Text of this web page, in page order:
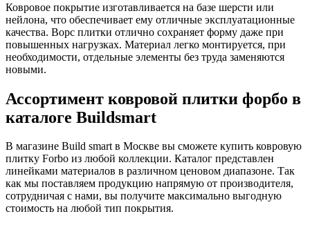
Ковровое покрытие изготавливается на базе шерсти или
нейлона, что обеспечивает ему отличные эксплуатационные
качества. Ворс плитки отлично сохраняет форму даже при
повышенных нагрузках. Материал легко монтируется, при
необходимости, отдельные элементы без труда заменяются
новыми.
Ассортимент ковровой плитки форбо в
каталоге Buildsmart
В магазине Build smart в Москве вы сможете купить ковровую
плитку Forbo из любой коллекции. Каталог представлен
линейками материалов в различном ценовом диапазоне. Так
как мы поставляем продукцию напрямую от производителя,
сотрудничая с нами, вы получите максимально выгодную
стоимость на любой тип покрытия.